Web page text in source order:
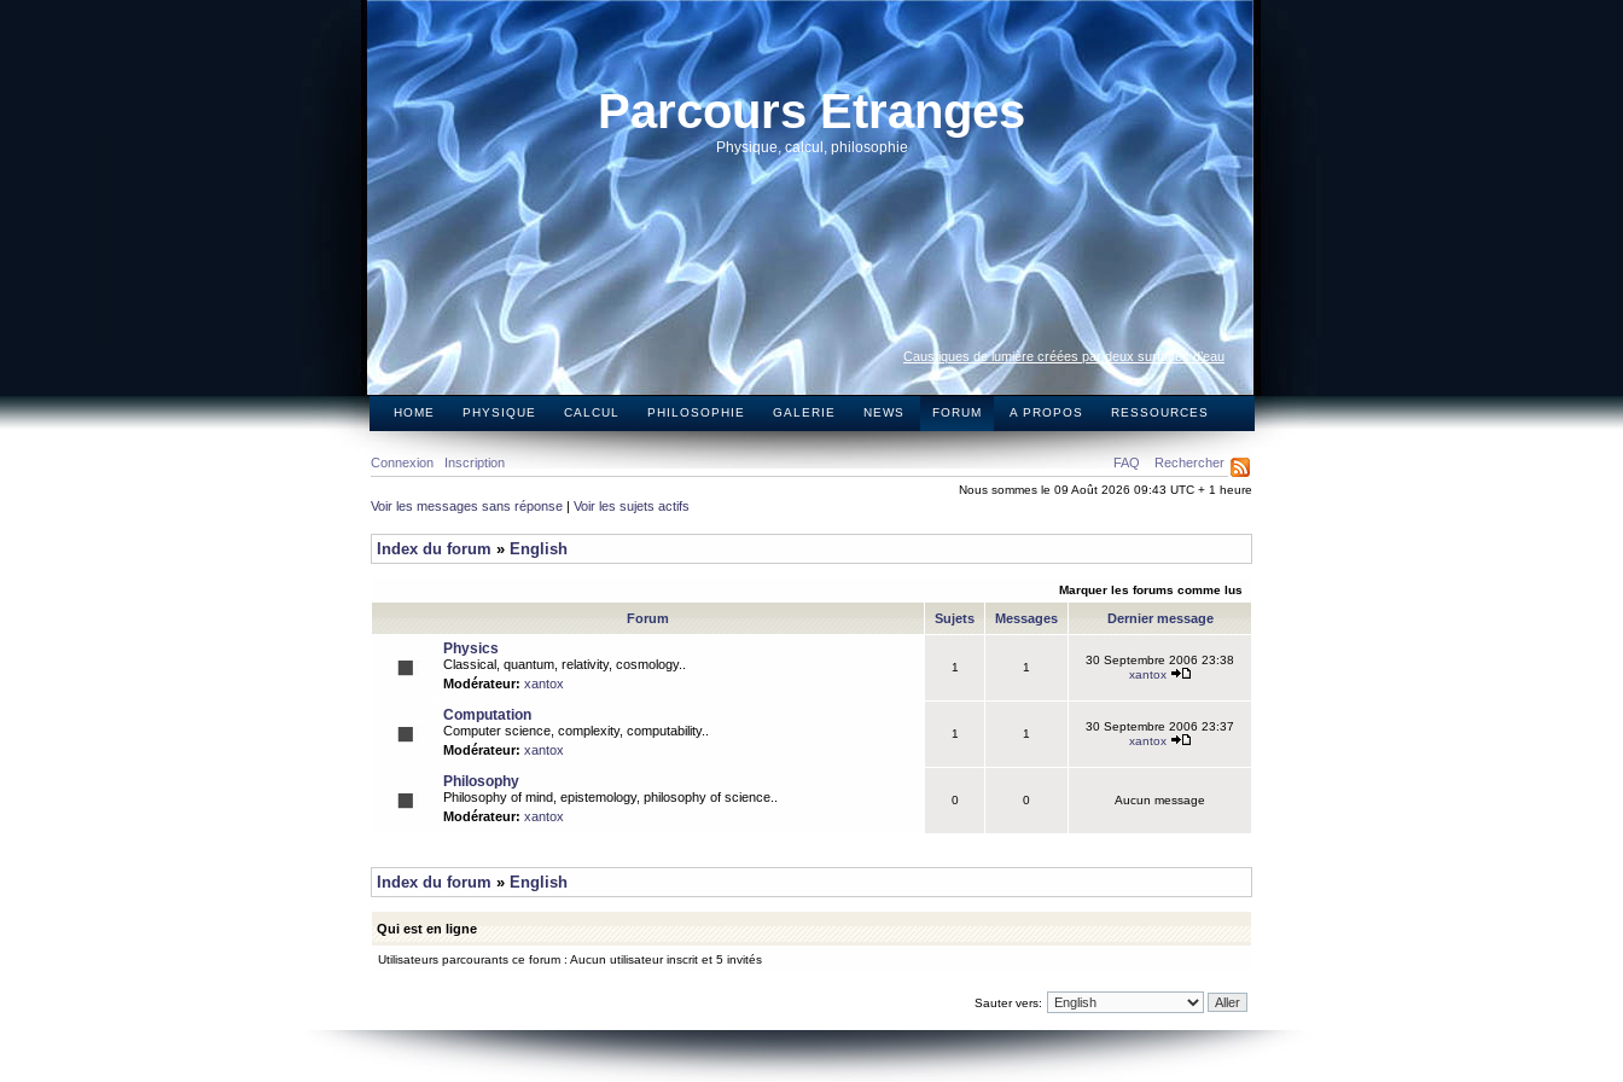
Parcours Etranges
Physique, calcul, philosophie
Caustiques de lumière créées par deux surfaces d’eau
HOME PHYSIQUE CALCUL PHILOSOPHIE GALERIE NEWS FORUM A PROPOS RESSOURCES
FAQ Rechercher
Connexion Inscription
Nous sommes le 09 Août 2026 09:43 UTC + 1 heure
Voir les messages sans réponse | Voir les sujets actifs
Index du forum » English
Marquer les forums comme lus
Forum Sujets Messages Dernier message
Physics
Classical, quantum, relativity, cosmology..
Modérateur: xantox
1 1
30 Septembre 2006 23:38
xantox
Computation
Computer science, complexity, computability..
Modérateur: xantox
1 1
30 Septembre 2006 23:37
xantox
Philosophy
Philosophy of mind, epistemology, philosophy of science..
Modérateur: xantox
0 0 Aucun message
Index du forum » English
Qui est en ligne
Utilisateurs parcourants ce forum : Aucun utilisateur inscrit et 5 invités
Sauter vers: